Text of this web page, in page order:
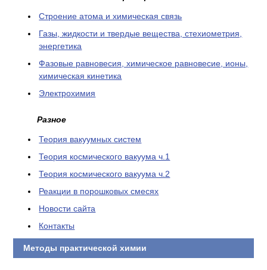
Cтроение атома и химическая связь
Газы, жидкости и твердые вещества, стехиометрия,
энергетика
Фазовые равновесия, химическое равновесие, ионы,
химическая кинетика
Электрохимия
Разное
Теория вакуумных систем
Теория космического вакуума ч.1
Теория космического вакуума ч.2
Реакции в порошковых смесях
Новости сайта
Контакты
Методы практической химии